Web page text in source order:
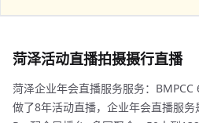
菏泽活动直播拍摄摄行直播
菏泽企业年会直播服务服务：
做了8年活动直播，企业年会直播服